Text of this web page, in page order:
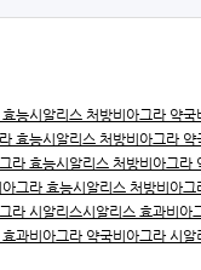
능시알리스 처방비아그라 약국
효능시알리스 처방비아그라 약
라 효능시알리스 처방비아그라
아그라 효능시알리스 처방비아그
라 시알리스시알리스 효과비아
과비아그라 약국비아그라 시알